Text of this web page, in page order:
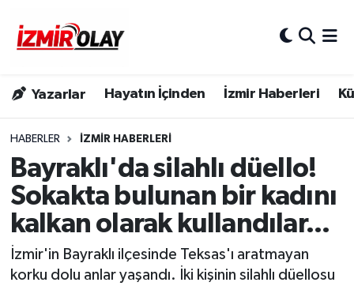
Yazarlar Hayatın İçinden İzmir Haberleri
HABERLER İZMIR HABERLERI
Bayraklı'da silahlı düello!
Sokakta bulunan bir kadını
kalkan olarak kullandılar...
İzmir'in Bayraklı ilçesinde Teksas'ı aratmayan
korku dolu anlar yaşandı. İki kişinin silahlı düellosu
Konak Trafik Yoğunluk Haritası
Süper Lig Puan Durumu ve Fikstür
Tüm Manşetler
Son Dakika Haberleri
Haber Arşivi